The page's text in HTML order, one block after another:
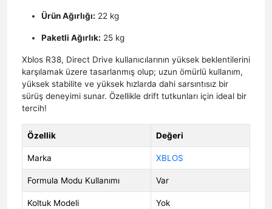
Ürün Ağırlığı: 22 kg
Paketli Ağırlık: 25 kg
Xblos R38, Direct Drive kullanıcılarının yüksek beklentilerini
karşılamak üzere tasarlanmış olup; uzun ömürlü kullanım,
yüksek stabilite ve yüksek hızlarda dahi sarsıntısız bir
sürüş deneyimi sunar. Özellikle drift tutkunları için ideal bir
tercih!
Özellik Değeri
Marka XBLOS
Formula Modu Kullanımı Var
Koltuk Modeli Yok